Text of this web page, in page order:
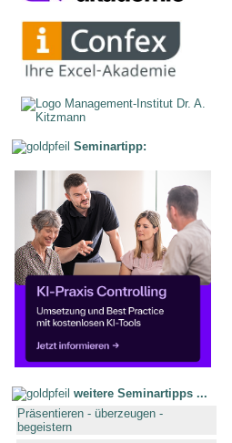
Seminartipp:
weitere Seminartipps ...
Präsentieren - überzeugen -
begeistern